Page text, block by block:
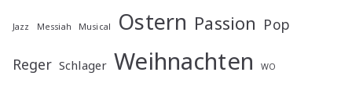
Jazz Messiah Musical Ostern Passion Pop
Reger Schlager Weihnachten WO